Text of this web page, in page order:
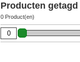
Producten getagd
0 Product(en)